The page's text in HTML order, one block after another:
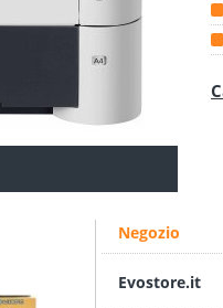
Negozio
Evostore.it